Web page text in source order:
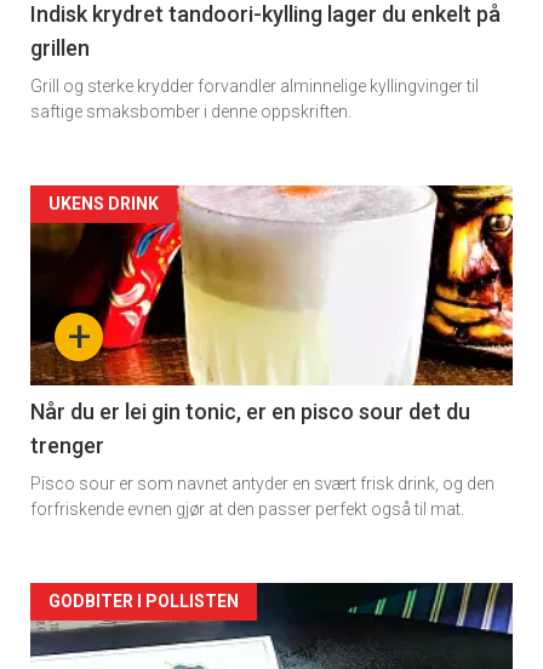
Indisk krydret tandoori-kylling lager du enkelt på
grillen
Grill og sterke krydder forvandler alminnelige kyllingvinger til
saftige smaksbomber i denne oppskriften.
Forsiden
akkurat
nå
-
2
+
UKENS DRINK
Når du er lei gin tonic, er en pisco sour det du
trenger
Pisco sour er som navnet antyder en svært frisk drink, og den
forfriskende evnen gjør at den passer perfekt også til mat.
Forsiden
akkurat
GODBITER I POLLISTEN